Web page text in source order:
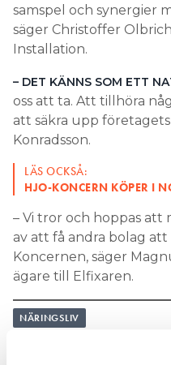
samspel och synergier
säger Christoffer
Installation.
– DET KÄNNS SOM ETT
oss att ta. Att tillhöra
att säkra upp
Konradsson.
LÄS OCKSÅ:
HJO-KONCERN KÖPER I
– Vi tror och hoppas att
av att få andra bolag
Koncernen, säger
ägare till Elfixaren.
NÄRINGSLIV